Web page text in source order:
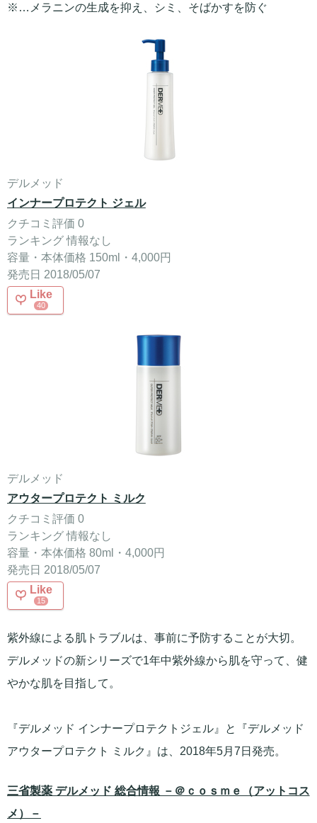
※…メラニンの生成を抑え、シミ、そばかすを防ぐ
デルメッド
インナープロテクト ジェル
クチコミ評価 0
ランキング 情報なし
容量・本体価格 150ml・4,000円
発売日 2018/05/07
Like
40
デルメッド
アウタープロテクト ミルク
クチコミ評価 0
ランキング 情報なし
容量・本体価格 80ml・4,000円
発売日 2018/05/07
Like
15
紫外線による肌トラブルは、事前に予防することが大切。
デルメッドの新シリーズで1年中紫外線から肌を守って、健
やかな肌を目指して。
『デルメッド インナープロテクトジェル』と『デルメッド
アウタープロテクト ミルク』は、2018年5月7日発売。
三省製薬 デルメッド 総合情報 －＠ｃｏｓｍｅ（アットコス
メ）－